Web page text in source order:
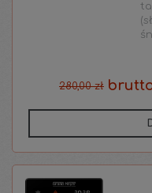
280,00 zł